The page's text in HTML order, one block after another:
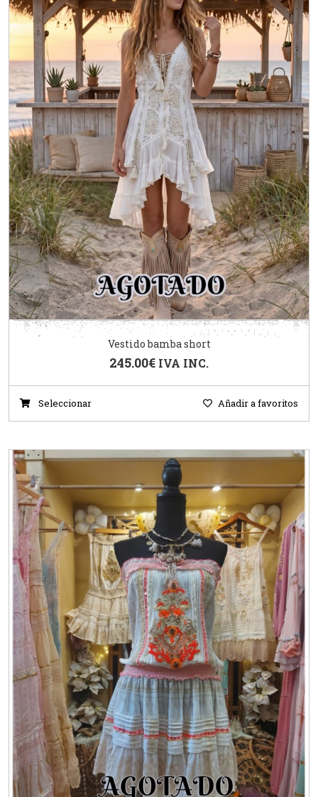
Vestido bamba short
245.00€ IVA INC.
Seleccionar Añadir a favoritos